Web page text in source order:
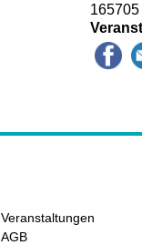
165705
Veranstaltungen
AGB